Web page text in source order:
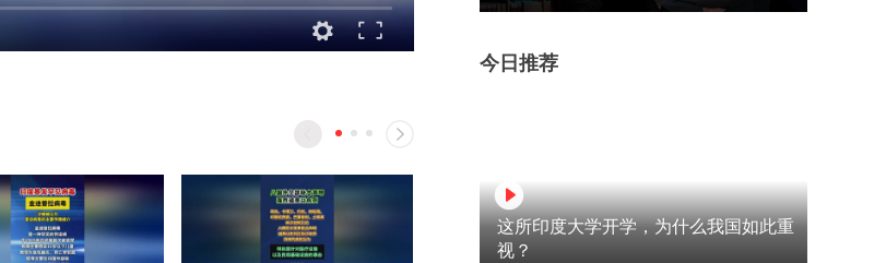
今日推荐
这所印度大学开学，为什么我国如此重
视？